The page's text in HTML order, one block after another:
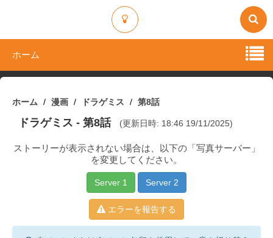
ホーム
ホーム 漫画 ドラゲミス 第8話
ドラゲミス - 第8話 (更新日時: 18:46 19/11/2025)
ストーリーが表示されない場合は、以下の「写真サーバー」
を変更してください。
Server 1 Server 2
エラーを報告する